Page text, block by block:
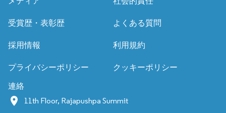
受賞歴・表彰歴 よくある質問
採用情報 利用規約
プライバシーポリシー クッキーポリシー
連絡
11th Floor, Rajapushpa Summit